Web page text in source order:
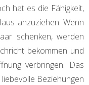
hat es die Fähigkeit,
anzuziehen. Wenn
schenken, werden
bekommen und
verbringen. Das
Beziehungen